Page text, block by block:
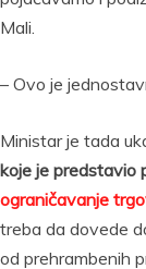
Mali.
– Ovo je
Ministar je tada
koje je predstavio
ograničavanje
treba da dovede
od prehrambenih